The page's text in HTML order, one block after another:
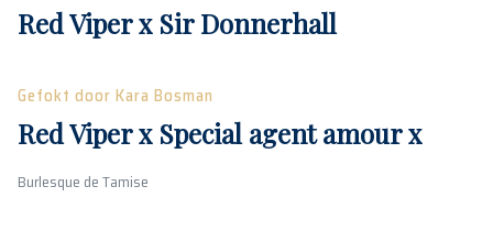
Red Viper x Sir Donnerhall
Gefokt door Kara Bosman
Red Viper x Special agent amour x
Burlesque de Tamise